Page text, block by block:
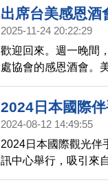
國防支出的做法，也
業基地，為自由世界
出席台美感恩酒
2025-11-24 20:22:29
歡迎回來。週一晚間
處協會的感恩酒會。
係在各領域都堅若磐
問時也對於近期日本
合防衛的議題，做出
2024日本國際
2024-08-12 14:49:55
2024日本國際觀光伴
訊中心舉行，吸引來
百組作品參賽，透過